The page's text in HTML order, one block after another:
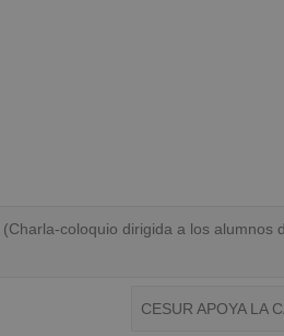
(Charla-coloquio dirigida a los
CESUR APOYA LA